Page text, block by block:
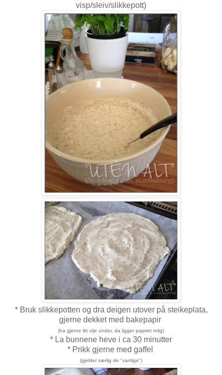
visp/sleiv/slikkepott)
* Bruk slikkepotten og dra deigen utover på steikeplata,
gjerne dekket med bakepapir
(ha gjerne litt olje under, da ligger papiret rolig)
* La bunnene heve i ca 30 minutter
* Prikk gjerne med gaffel
(gjelder særlig de "vanlige")